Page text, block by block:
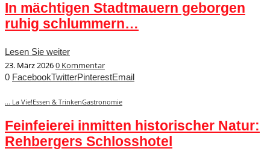
In mächtigen Stadtmauern geborgen
ruhig schlummern…
Lesen Sie weiter
23. März 20260 Kommentar
0 FacebookTwitterPinterestEmail
... La Vie!Essen & TrinkenGastronomie
Feinfeierei inmitten historischer Natur:
Rehbergers Schlosshotel